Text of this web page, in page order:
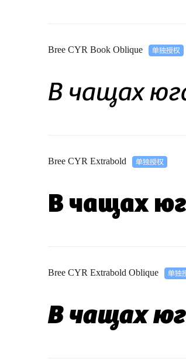
Bree CYR Book Oblique
В чащах
Bree CYR Extrabold
В чащах
Bree CYR Extrabold Oblique
В чащах